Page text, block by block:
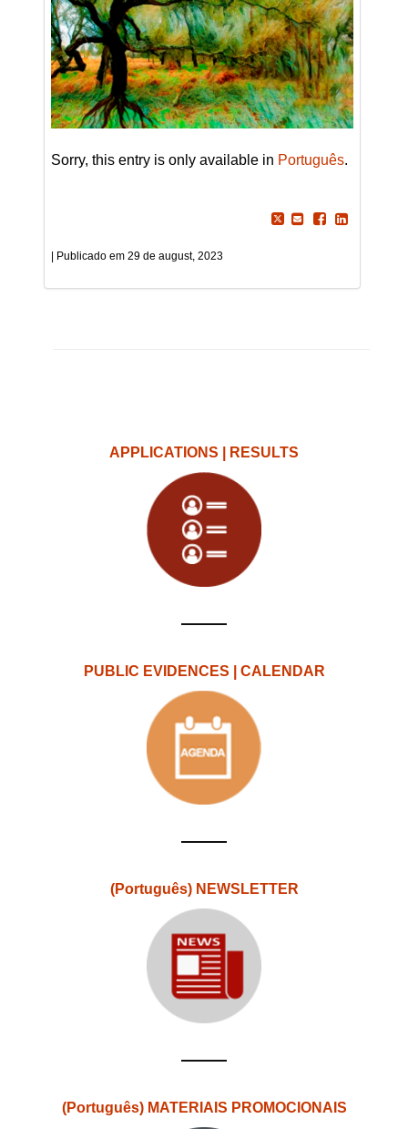
Sorry, this entry is only available in Português.
29 de august, 2023
APPLICATIONS | RESULTS
PUBLIC EVIDENCES | CALENDAR
(Português) NEWSLETTER
(Português) MATERIAIS PROMOCIONAIS